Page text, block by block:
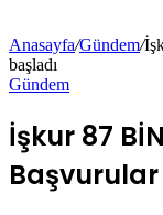
Anasayfa/Gündem/
başladı
Gündem
İşkur 87